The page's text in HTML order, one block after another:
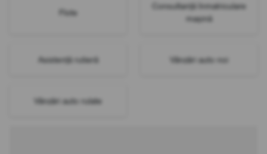
Flote
Consultanță înmatriculare
mașină
Asistență rutieră Vânzări auto noi
Vânzări auto rulate